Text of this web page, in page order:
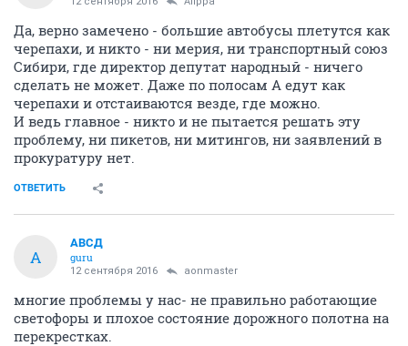
Да, верно замечено - большие автобусы плетутся как
черепахи, и никто - ни мерия, ни транспортный союз
Сибири, где директор депутат народный - ничего
сделать не может. Даже по полосам А едут как
черепахи и отстаиваются везде, где можно.
И ведь главное - никто и не пытается решать эту
проблему, ни пикетов, ни митингов, ни заявлений в
прокуратуру нет.
ОТВЕТИТЬ
А
АВСД
guru
12 сентября 2016 aonmaster
многие проблемы у нас- не правильно работающие
светофоры и плохое состояние дорожного полотна на
перекрестках.